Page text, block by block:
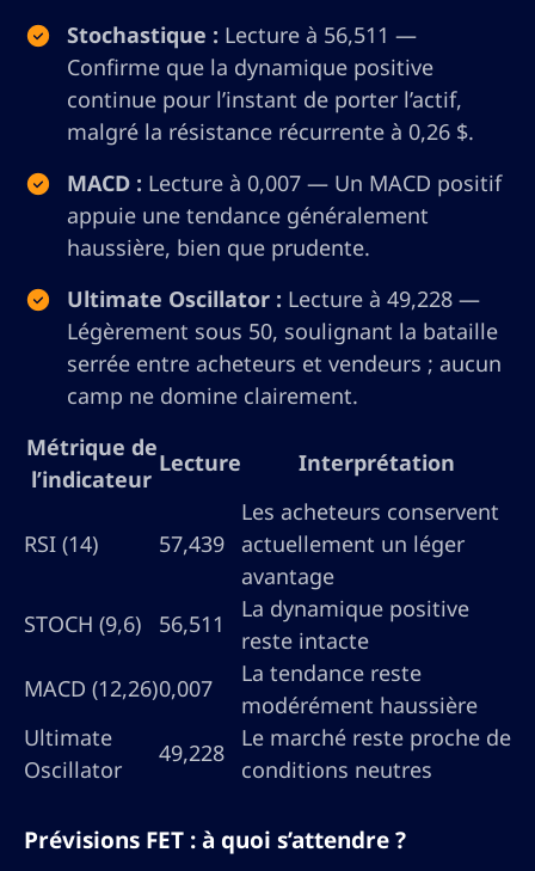
Stochastique : Lecture à 56,511 —
Confirme que la dynamique positive
continue pour l’instant de porter l’actif,
malgré la résistance récurrente à 0,26 $.
MACD : Lecture à 0,007 — Un MACD positif
appuie une tendance généralement
haussière, bien que prudente.
Ultimate Oscillator : Lecture à 49,228 —
Légèrement sous 50, soulignant la bataille
serrée entre acheteurs et vendeurs ; aucun
camp ne domine clairement.
Métrique de
l’indicateur
Lecture Interprétation
RSI (14) 57,439
Les acheteurs conservent
actuellement un léger
avantage
STOCH (9,6)
56,511
La dynamique positive
reste intacte
MACD (12,26)0,007
La tendance reste
modérément haussière
Ultimate
Oscillator
49,228
Le marché reste proche de
conditions neutres
Prévisions FET : à quoi s’attendre ?